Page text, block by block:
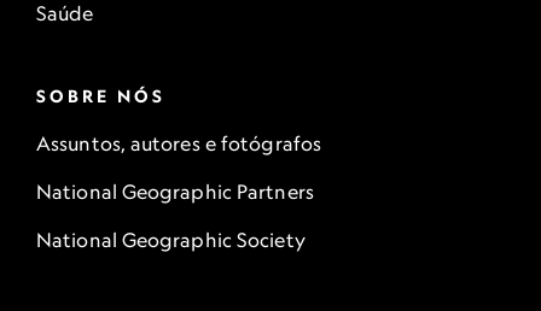
Saúde
SOBRE NÓS
Assuntos, autores e fotógrafos
National Geographic Partners
National Geographic Society